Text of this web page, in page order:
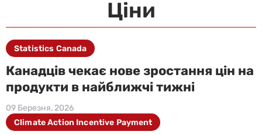
Ціни
Канадців чекає нове зростання цін на
продукти в найближчі тижні
09 Березня, 2026
Statistics Canada
Climate Action Incentive Payment